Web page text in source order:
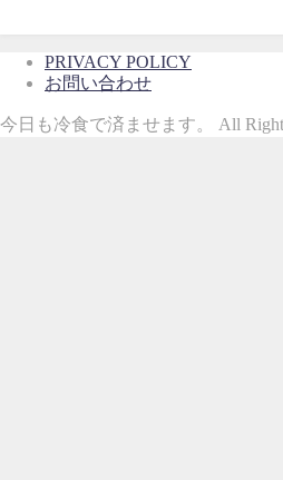
PRIVACY POLICY
お問い合わせ
今日も冷食で済ませます。 All